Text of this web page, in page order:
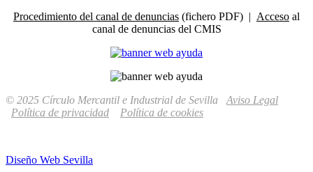
Procedimiento del canal de denuncias (fichero PDF) | Acceso al
canal de denuncias del CMIS
© 2025 Círculo Mercantil e Industrial de Sevilla Aviso Legal
Política de privacidad
Política de cookies
Diseño Web Sevilla